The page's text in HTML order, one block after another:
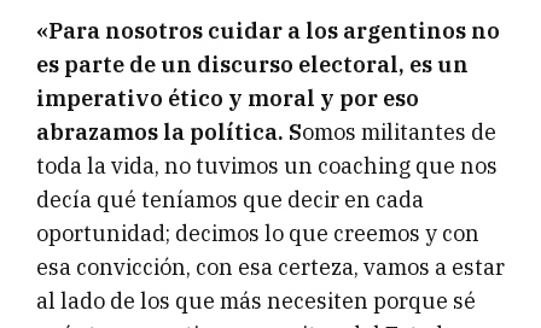
«Para nosotros cuidar a los argentinos no
es parte de un discurso electoral, es un
imperativo ético y moral y por eso
abrazamos la política. Somos militantes de
toda la vida, no tuvimos un coaching que nos
decía qué teníamos que decir en cada
oportunidad; decimos lo que creemos y con
esa convicción, con esa certeza, vamos a estar
al lado de los que más necesiten porque sé